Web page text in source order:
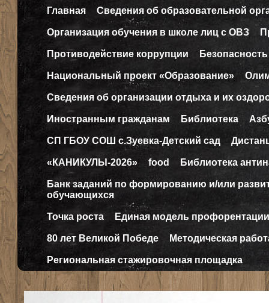
Главная Сведения об образовательной
Организация обучения в школе лиц с ОВЗ
Противодействие коррупции Безопасность
Национальный проект «Образование»
Сведения об организации отдыха и их
Иностранным гражданам Библиотека
СП ГБОУ СОШ с.Зуевка-Детский сад
«КАНИКУЛЫ-2026» food Библиотека
Банк заданий по формированию и/или
обучающихся
Точка роста Единая модель профорентации
80 лет Великой Победе Методическая
Региональная стажировочная площадка